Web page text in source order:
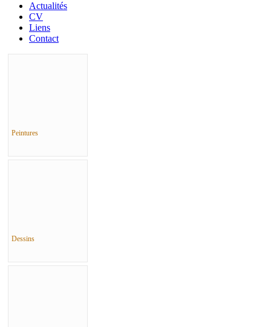
Actualités
CV
Liens
Contact
Peintures
Dessins